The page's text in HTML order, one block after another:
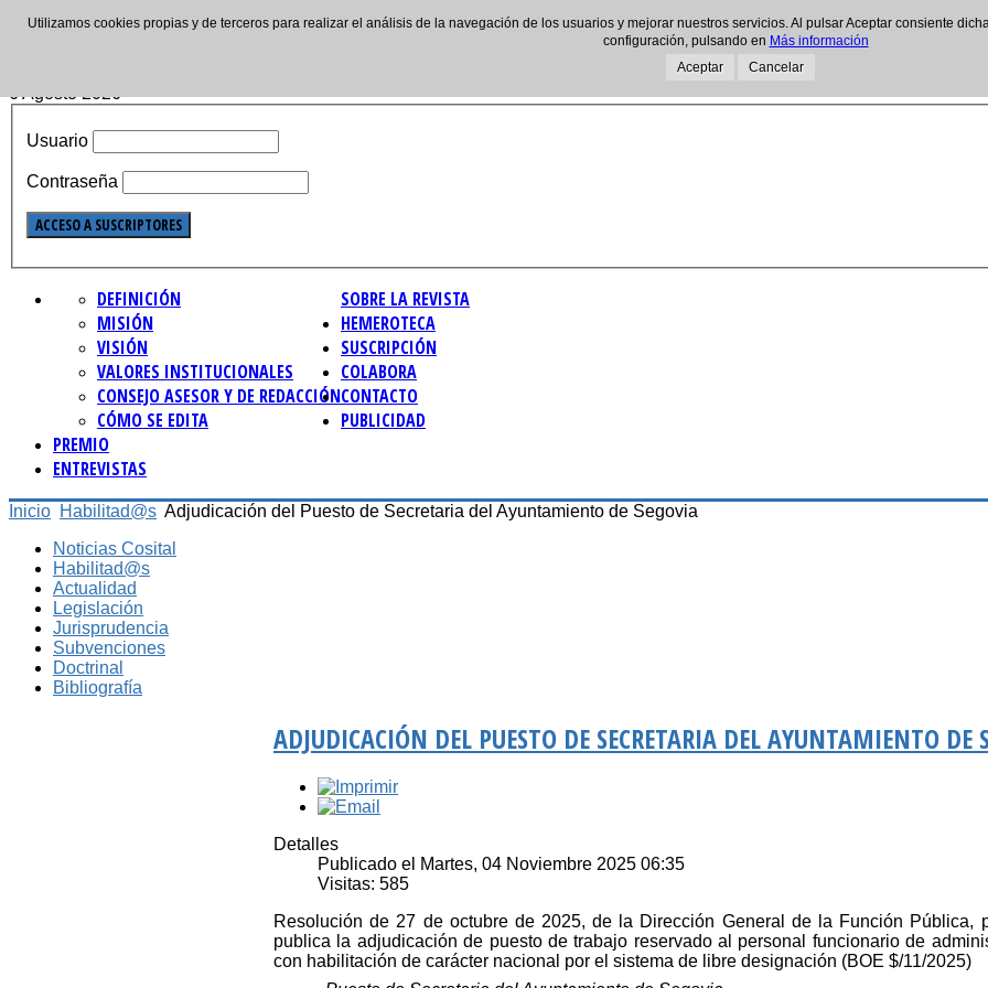
6 Agosto 2026
Usuario
Contraseña
SOBRE LA REVISTA
DEFINICIÓN
MISIÓN
VISIÓN
VALORES INSTITUCIONALES
CONSEJO ASESOR Y DE REDACCIÓN
CÓMO SE EDITA
HEMEROTECA
SUSCRIPCIÓN
COLABORA
CONTACTO
PUBLICIDAD
PREMIO
ENTREVISTAS
Inicio Habilitad@s Adjudicación del Puesto de Secretaria del Ayuntamiento de Segovia
Noticias Cosital
Habilitad@s
Actualidad
Legislación
Jurisprudencia
Subvenciones
Doctrinal
Bibliografía
ADJUDICACIÓN DEL PUESTO DE SECRETARIA DEL AYUNTAMIENTO DE
Detalles
Publicado el Martes, 04 Noviembre 2025 06:35
Visitas: 585
Resolución de 27 de octubre de 2025, de la Dirección General de la Función Pública,
publica la adjudicación de puesto de trabajo reservado al personal funcionario de
con habilitación de carácter nacional por el sistema de libre designación (BOE $/11/2025)
Utilizamos cookies propias y de terceros para realizar el análisis de la navegación de los usuarios y mejorar nuestros servicios. Al pulsar Aceptar consiente
configuración, pulsando en Más información
Aceptar
Cancelar